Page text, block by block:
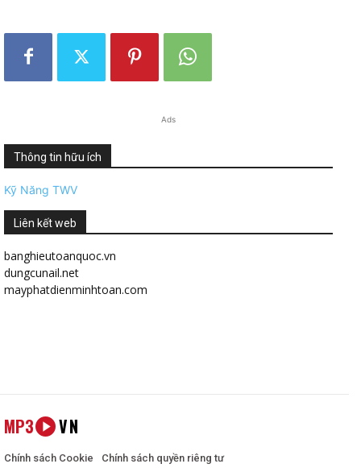
Ads
Thông tin hữu ích
Kỹ Năng TWV
Liên kết web
banghieutoanquoc.vn
dungcunail.net
mayphatdienminhtoan.com
MP3 VN
Chính sách Cookie Chính sách quyền riêng tư